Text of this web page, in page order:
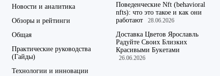
Новости и аналитика
Обзоры и рейтинги
Общая
Практические руководства
(Гайды)
Технологии и инновации
Поведенческие Nft (behavioral
nfts): что это такое и как они
работают
28.06.2026
Доставка Цветов Ярославль
Радуйте Своих Близких
Красивыми Букетами
26.06.2026